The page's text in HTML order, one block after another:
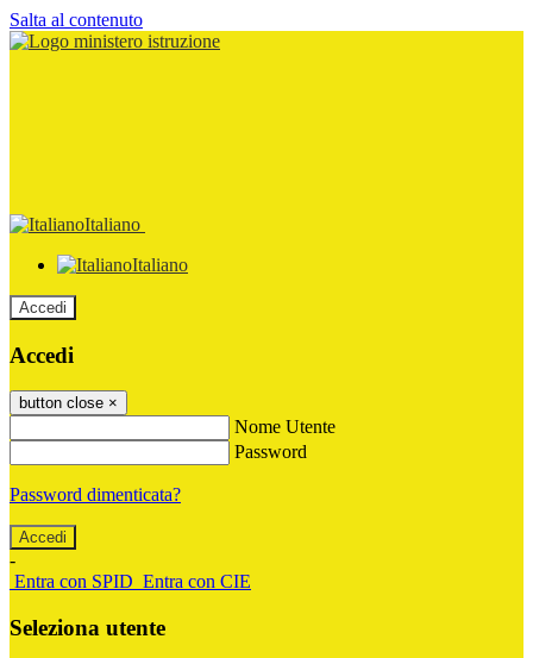
Salta al contenuto
Italiano
Italiano
Accedi
Accedi
button close ×
Nome Utente
Password
Password dimenticata?
-
Entra con SPID Entra con CIE
Seleziona utente